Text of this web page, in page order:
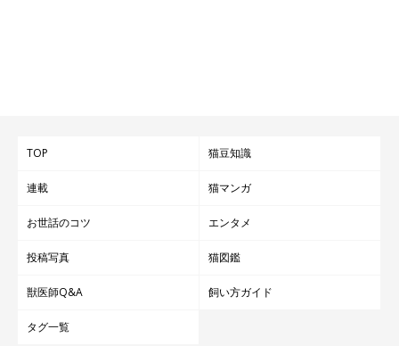
TOP 猫豆知識
連載 猫マンガ
お世話のコツ エンタメ
投稿写真 猫図鑑
獣医師Q&A 飼い方ガイド
タグ一覧